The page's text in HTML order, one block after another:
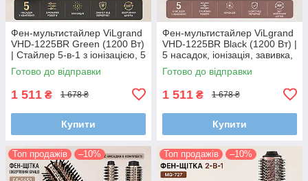
Фен-мультистайлер ViLgrand
VHD-1225BR Green (1200 Вт)
| Стайлер 5-в-1 з іонізацією, 5
насадок для сушіння, локонів
та випрямлення
Готово до відправки
1 511 ₴ 1 678 ₴
Купити
Фен-мультистайлер ViLgrand
VHD-1225BR Black (1200 Вт) |
5 насадок, іонізація, завивка,
вирівнювання та сушіння
волосся
Готово до відправки
1 511 ₴ 1 678 ₴
Купити
Топ продажів –10% Топ продажів –10%